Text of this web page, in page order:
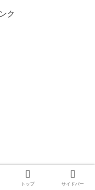
ク
トップ サイドバー